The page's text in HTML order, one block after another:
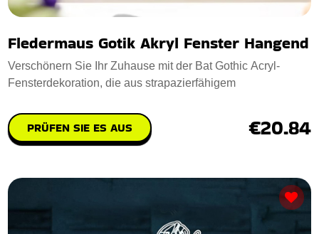
Fledermaus Gotik Akryl Fenster Hangend
Verschönern Sie Ihr Zuhause mit der Bat Gothic Acryl-
Fensterdekoration, die aus strapazierfähigem
PRÜFEN SIE ES AUS €20.84